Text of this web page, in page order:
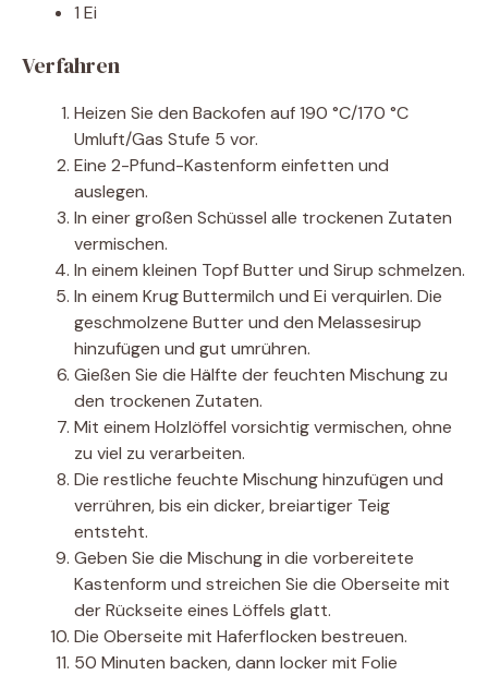
1 Ei
Verfahren
Heizen Sie den Backofen auf 190 °C/170 °C
Umluft/Gas Stufe 5 vor.
Eine 2-Pfund-Kastenform einfetten und
auslegen.
In einer großen Schüssel alle trockenen Zutaten
vermischen.
In einem kleinen Topf Butter und Sirup schmelzen.
In einem Krug Buttermilch und Ei verquirlen. Die
geschmolzene Butter und den Melassesirup
hinzufügen und gut umrühren.
Gießen Sie die Hälfte der feuchten Mischung zu
den trockenen Zutaten.
Mit einem Holzlöffel vorsichtig vermischen, ohne
zu viel zu verarbeiten.
Die restliche feuchte Mischung hinzufügen und
verrühren, bis ein dicker, breiartiger Teig
entsteht.
Geben Sie die Mischung in die vorbereitete
Kastenform und streichen Sie die Oberseite mit
der Rückseite eines Löffels glatt.
Die Oberseite mit Haferflocken bestreuen.
50 Minuten backen, dann locker mit Folie